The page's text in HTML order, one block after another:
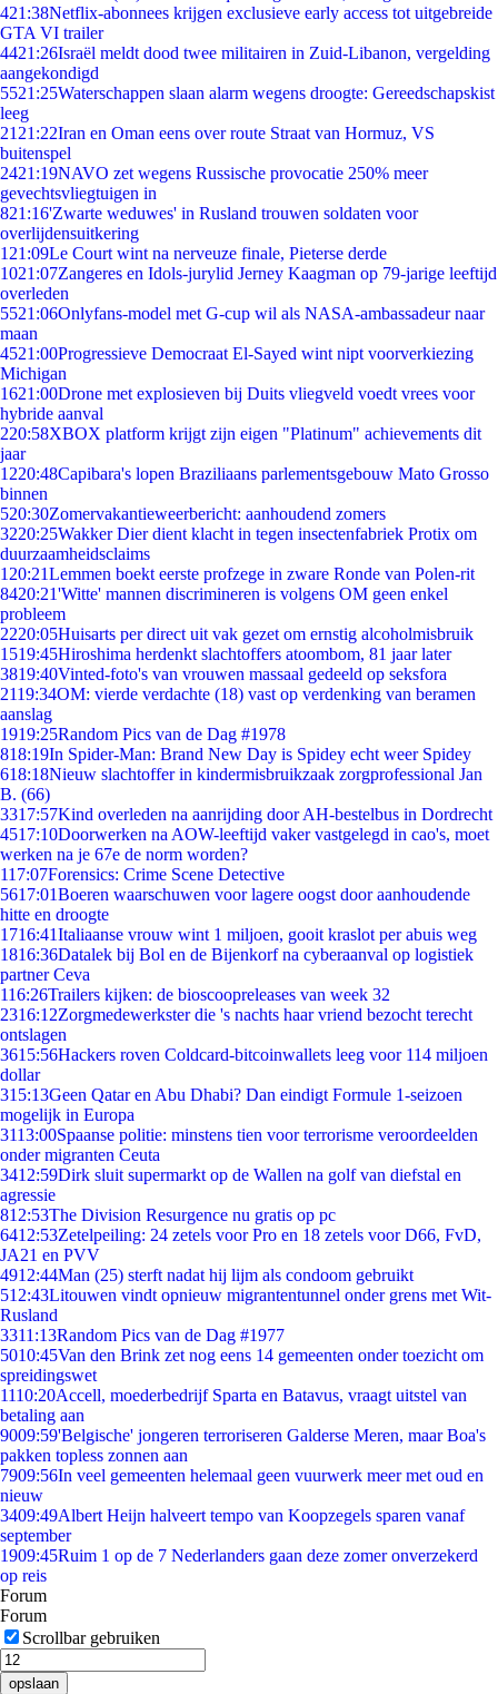
421:38Netflix-abonnees krijgen exclusieve early access tot uitgebreide
GTA VI trailer
4421:26Israël meldt dood twee militairen in Zuid-Libanon, vergelding
aangekondigd
5521:25Waterschappen slaan alarm wegens droogte: Gereedschapskist
leeg
21 21:22Iran en Oman eens over route Straat van Hormuz, VS
buitenspel
2421:19NAVO zet wegens Russische provocatie 250% meer
gevechtsvliegtuigen in
821:16'Zwarte weduwes' in Rusland trouwen soldaten voor
overlijdensuitkering
1 21:09Le Court wint na nerveuze finale, Pieterse derde
1021:07Zangeres en Idols-jurylid Jerney Kaagman op 79-jarige leeftijd
overleden
5521:06Onlyfans-model met G-cup wil als NASA-ambassadeur naar
maan
4521:00Progressieve Democraat El-Sayed wint nipt voorverkiezing
Michigan
1621:00Drone met explosieven bij Duits vliegveld voedt vrees voor
hybride aanval
220:58XBOX platform krijgt zijn eigen "Platinum" achievements dit
jaar
1220:48Capibara's lopen Braziliaans parlementsgebouw Mato Grosso
binnen
520:30Zomervakantieweerbericht: aanhoudend zomers
3220:25Wakker Dier dient klacht in tegen insectenfabriek Protix om
duurzaamheidsclaims
1 20:21Lemmen boekt eerste profzege in zware Ronde van Polen-rit
8420:21'Witte' mannen discrimineren is volgens OM geen enkel
probleem
2220:05Huisarts per direct uit vak gezet om ernstig alcoholmisbruik
1519:45Hiroshima herdenkt slachtoffers atoombom, 81 jaar later
3819:40Vinted-foto's van vrouwen massaal gedeeld op seksfora
2119:34OM: vierde verdachte (18) vast op verdenking van beramen
aanslag
1919:25Random Pics van de Dag #1978
818:19In Spider-Man: Brand New Day is Spidey echt weer Spidey
618:18Nieuw slachtoffer in kindermisbruikzaak zorgprofessional Jan
B. (66)
3317:57Kind overleden na aanrijding door AH-bestelbus in Dordrecht
4517:10Doorwerken na AOW-leeftijd vaker vastgelegd in cao's, moet
werken na je 67e de norm worden?
117:07Forensics: Crime Scene Detective
5617:01Boeren waarschuwen voor lagere oogst door aanhoudende
hitte en droogte
1716:41Italiaanse vrouw wint 1 miljoen, gooit kraslot per abuis weg
1816:36Datalek bij Bol en de Bijenkorf na cyberaanval op logistiek
partner Ceva
116:26Trailers kijken: de bioscoopreleases van week 32
2316:12Zorgmedewerkster die 's nachts haar vriend bezocht terecht
ontslagen
3615:56Hackers roven Coldcard-bitcoinwallets leeg voor 114 miljoen
dollar
315:13Geen Qatar en Abu Dhabi? Dan eindigt Formule 1-seizoen
mogelijk in Europa
3113:00Spaanse politie: minstens tien voor terrorisme veroordeelden
onder migranten Ceuta
3412:59Dirk sluit supermarkt op de Wallen na golf van diefstal en
agressie
812:53The Division Resurgence nu gratis op pc
6412:53Zetelpeiling: 24 zetels voor Pro en 18 zetels voor D66, FvD,
JA21 en PVV
4912:44Man (25) sterft nadat hij lijm als condoom gebruikt
512:43Litouwen vindt opnieuw migrantentunnel onder grens met Wit-
Rusland
3311:13Random Pics van de Dag #1977
5010:45Van den Brink zet nog eens 14 gemeenten onder toezicht om
spreidingswet
1110:20Accell, moederbedrijf Sparta en Batavus, vraagt uitstel van
betaling aan
9009:59'Belgische' jongeren terroriseren Galderse Meren, maar Boa's
pakken topless zonnen aan
7909:56In veel gemeenten helemaal geen vuurwerk meer met oud en
nieuw
3409:49Albert Heijn halveert tempo van Koopzegels sparen vanaf
september
1909:45Ruim 1 op de 7 Nederlanders gaan deze zomer onverzekerd
op reis
Forum
Forum
Scrollbar gebruiken
opslaan